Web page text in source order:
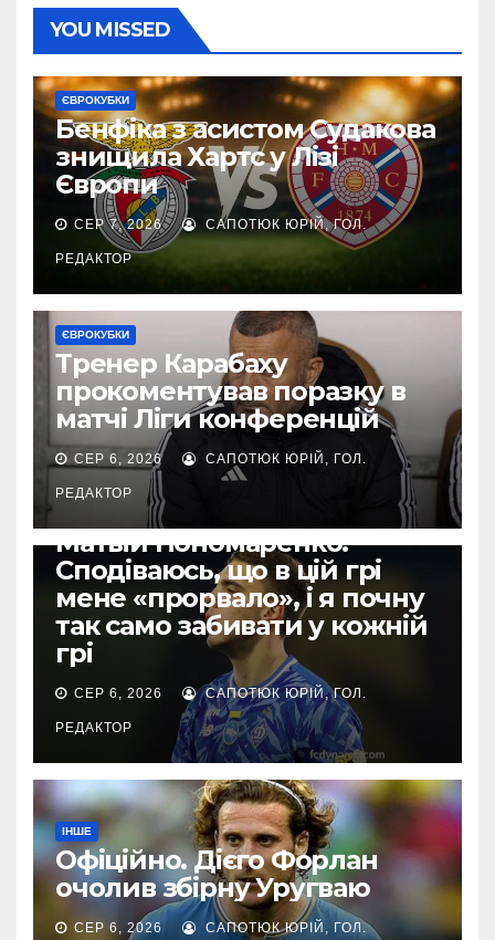
YOU MISSED
ЄВРОКУБКИ
Бенфіка з асистом Судакова
знищила Хартс у Лізі
Європи
СЕР 7, 2026 САПОТЮК ЮРІЙ, ГОЛ.
РЕДАКТОР
ЄВРОКУБКИ
Тренер Карабаху
прокоментував поразку в
матчі Ліги конференцій
СЕР 6, 2026 САПОТЮК ЮРІЙ, ГОЛ.
РЕДАКТОР
Матвій Пономаренко:
Сподіваюсь, що в цій грі
мене «прорвало», і я почну
так само забивати у кожній
грі
СЕР 6, 2026 САПОТЮК ЮРІЙ, ГОЛ.
РЕДАКТОР
ІНШЕ
Офіційно. Дієго Форлан
очолив збірну Уругваю
СЕР 6, 2026 САПОТЮК ЮРІЙ, ГОЛ.